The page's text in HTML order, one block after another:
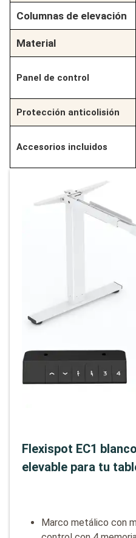
Columnas de elevación
Material
Panel de control
Protección anticolisión
Accesorios incluidos
Flexispot EC1
elevable para tu
Marco metálico con